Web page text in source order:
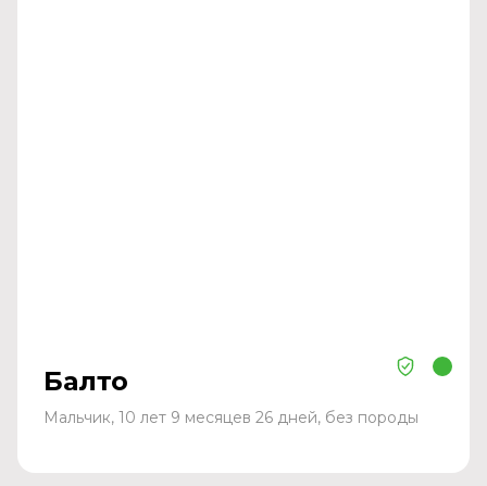
Балто
Мальчик, 10 лет 9 месяцев 26 дней, без породы